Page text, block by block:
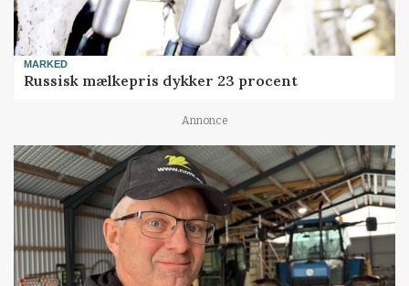
MARKED
Russisk mælkepris dykker 23 procent
Annonce